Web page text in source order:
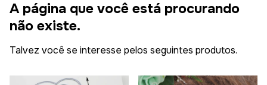
A página que você está procurando
não existe.
Talvez você se interesse pelos seguintes produtos.